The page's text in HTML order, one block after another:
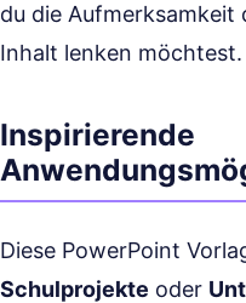
du die Aufmerksamkeit
Inhalt lenken möchtest.
Inspirierende
Diese PowerPoint
Schulprojekte oder